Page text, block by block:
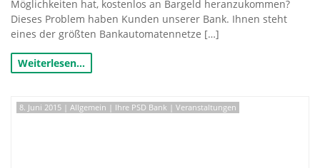
Möglichkeiten hat, kostenlos an Bargeld heranzukommen?
Dieses Problem haben Kunden unserer Bank. Ihnen steht
eines der größten Bankautomatennetze […]
Weiterlesen…
8. Juni 2015 | Allgemein | Ihre PSD Bank | Veranstaltungen